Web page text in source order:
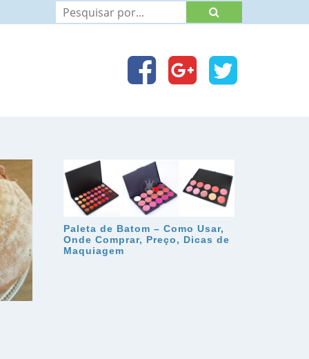
Paleta de Batom – Como Usar,
Onde Comprar, Preço, Dicas de
Maquiagem